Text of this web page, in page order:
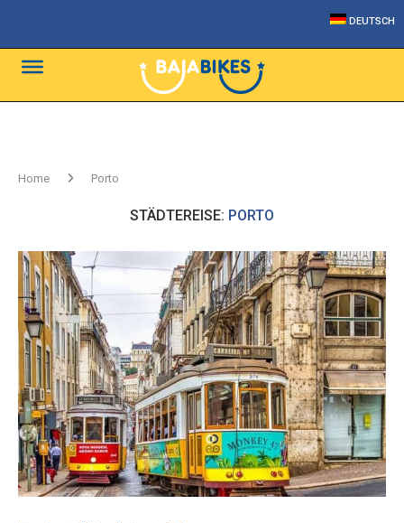
DEUTSCH
Home Porto
STÄDTEREISE: PORTO